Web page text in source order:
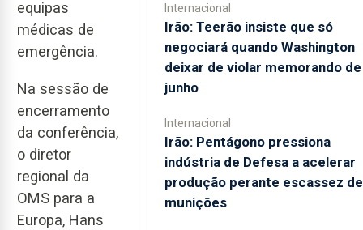
equipas
médicas de
emergência.
Na sessão de
encerramento
da conferência,
o diretor
regional da
OMS para a
Europa, Hans
Internacional
Irão: Teerão insiste que só
negociará quando Washington
deixar de violar memorando de
junho
Internacional
Irão: Pentágono pressiona
indústria de Defesa a acelerar
produção perante escassez de
munições